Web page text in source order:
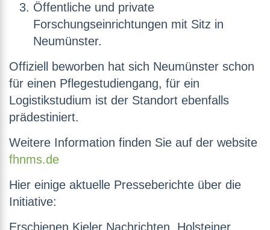
Öffentliche und private
Forschungseinrichtungen mit Sitz in
Neumünster.
Offiziell beworben hat sich Neumünster schon
für einen Pflegestudiengang, für ein
Logistikstudium ist der Standort ebenfalls
prädestiniert.
Weitere Information finden Sie auf der website
fhnms.de
Hier einige aktuelle Presseberichte über die
Initiative:
Erschienen Kieler Nachrichten, Holsteiner